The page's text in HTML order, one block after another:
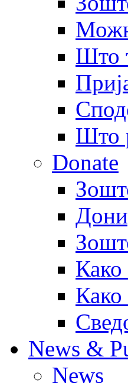
Што
Што
Donate
Како
News &
News